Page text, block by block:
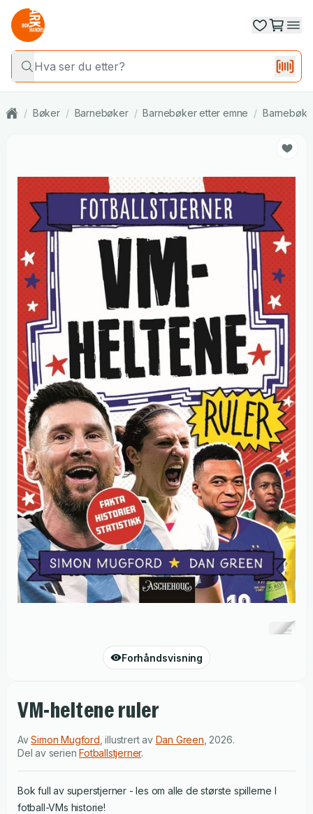
/ Bøker / Barnebøker / Barnebøker etter emne /
Forhåndsvisning
VM-heltene ruler
AvSimon Mugford ,illustrert av Dan Green 2026.
Del av serienFotballstjerner.
Bok full av superstjerner - les om alle de største spillerne I
fotball-VMs historie!